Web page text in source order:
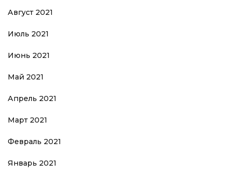
Август 2021
Июль 2021
Июнь 2021
Май 2021
Апрель 2021
Март 2021
Февраль 2021
Январь 2021